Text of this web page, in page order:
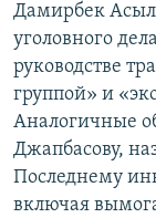
Дамирбек
уголовного
руководстве
группой» и
Аналогичные
Джапбасову,
Последнему
включая